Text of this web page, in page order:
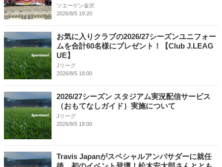
ツエーゲン金沢
2026/8/5 19:20
お気に入りクラブの2026/27シーズンユニフォー
ムを合計60名様にプレゼント！【Club J.LEAG
UE】
Jリーグ
2026/8/5 18:00
2026/27シーズン スタジアム実況配信サービス
（おもてなしガイド）実施について
Jリーグ
2026/8/5 18:00
Travis Japanがスペシャルアンバサダーに就任